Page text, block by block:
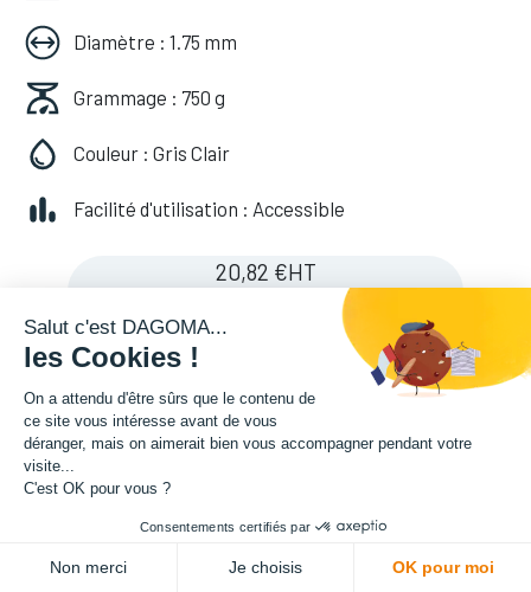
Diamètre : 1.75 mm
Grammage : 750 g
Couleur : Gris Clair
Facilité d'utilisation : Accessible
20,82 €HT
TVA comprise)
Salut c'est DAGOMA...
les Cookies !
On a attendu d'être sûrs que le contenu de
ce site vous intéresse avant de vous
déranger, mais on aimerait bien vous accompagner pendant votre
visite...
C'est OK pour vous ?
Consentements certifiés par
Non merci Je choisis OK pour moi